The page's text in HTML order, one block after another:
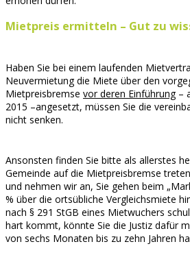
Mietpreis ermitteln – Gut zu
Haben Sie bei einem laufenden
Neuvermietung die Miete über den
Mietpreisbremse vor deren Einführung–
2015 –angesetzt, müssen Sie die
nicht senken.
Ansonsten finden Sie bitte als allerstes
Gemeinde auf die Mietpreisbremse
und nehmen wir an, Sie gehen beim
% über die ortsübliche Vergleichsmiete
nach § 291 StGB eines Mietwuchers
hart kommt, könnte Sie die Justiz dafür
von sechs Monaten bis zu zehn Jahren